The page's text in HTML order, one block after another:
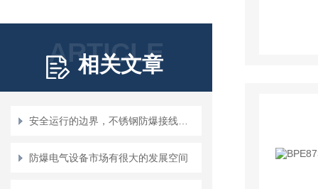
ARTICLE
相关文章
防爆电气设备市场有很大的发展空间